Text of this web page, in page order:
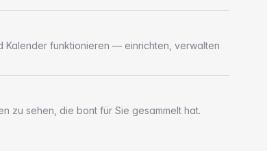
Kalender funktionieren — einrichten, verwalten
zu sehen, die bont für Sie gesammelt hat.